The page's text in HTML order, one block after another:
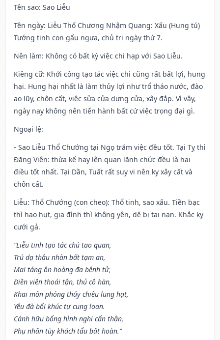
Tên sao: Sao Liễu
Tên ngày: Liễu Thổ Chương Nhậm Quang: Xấu (Hung tú)
Tướng tinh con gấu ngựa, chủ trị ngày thứ 7.
Nên làm: Không có bất kỳ việc chi hạp với Sao Liễu.
Kiêng cữ: Khởi công tạo tác việc chi cũng rất bất lợi, hung
hại. Hung hại nhất là làm thủy lợi như trổ tháo nước, đào
ao lũy, chôn cất, việc sửa cửa dựng cửa, xây đắp. Vì vậy,
ngày nay không nên tiến hành bất cứ việc trọng đại gì.
Ngoại lệ:
- Sao Liễu Thổ Chướng tại Ngọ trăm việc đều tốt. Tại Tỵ thì
Đăng Viên: thừa kế hay lên quan lãnh chức đều là hai
điều tốt nhất. Tại Dần, Tuất rất suy vi nên kỵ xây cất và
chôn cất.
Liễu: Thổ Chướng (con cheo): Thổ tinh, sao xấu. Tiền bạc
thì hao hụt, gia đình thì không yên, dễ bị tai nạn. Khắc kỵ
cưới gả.
“Liễu tinh tạo tác chủ tao quan,
Trú dạ thâu nhàn bất tạm an,
Mai táng ôn hoàng đa bệnh tử,
Điền viên thoái tận, thủ cô hàn,
Khai môn phóng thủy chiêu lung hạt,
Yêu đà bối khúc tự cung loan.
Cánh hữu bổng hình nghi cẩn thận,
Phụ nhân tùy khách tẩu bất hoàn.”